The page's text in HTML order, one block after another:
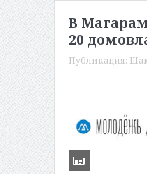
В
20
Публикация: